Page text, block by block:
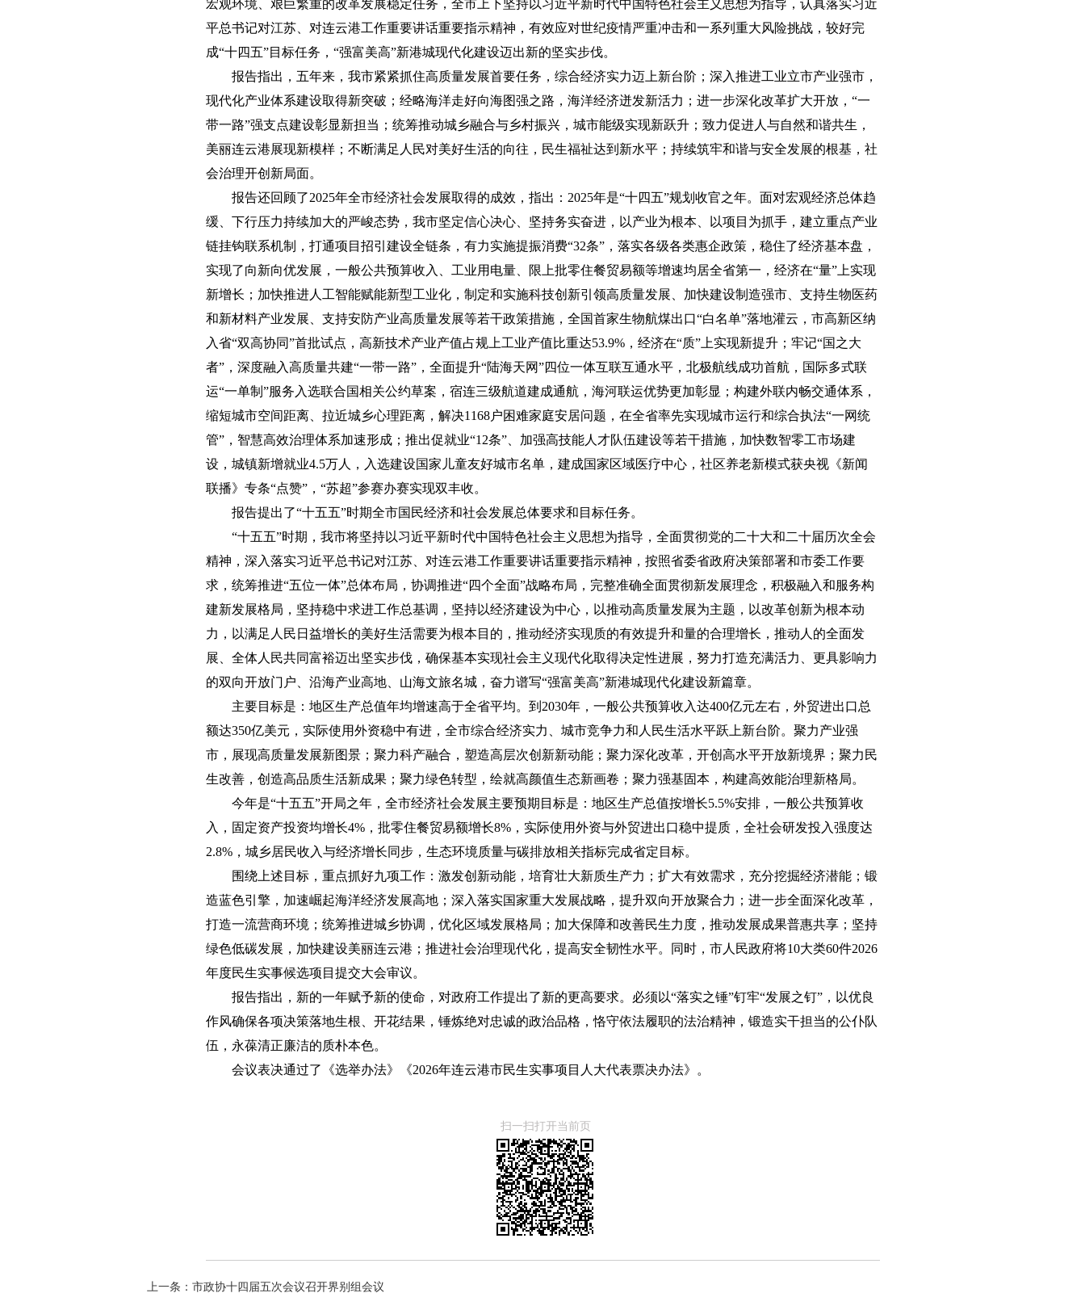
宏观环境、艰巨繁重的改革发展稳定任务，全市上下坚持以习近平新时代中国特色社会主义思想为指导，认真落实习近
平总书记对江苏、对连云港工作重要讲话重要指示精神，有效应对世纪疫情严重冲击和一系列重大风险挑战，较好完
成“十四五”目标任务，“强富美高”新港城现代化建设迈出新的坚实步伐。
报告指出，五年来，我市紧紧抓住高质量发展首要任务，综合经济实力迈上新台阶；深入推进工业立市产业强市，
现代化产业体系建设取得新突破；经略海洋走好向海图强之路，海洋经济迸发新活力；进一步深化改革扩大开放，“一
带一路”强支点建设彰显新担当；统筹推动城乡融合与乡村振兴，城市能级实现新跃升；致力促进人与自然和谐共生，
美丽连云港展现新模样；不断满足人民对美好生活的向往，民生福祉达到新水平；持续筑牢和谐与安全发展的根基，社
会治理开创新局面。
报告还回顾了2025年全市经济社会发展取得的成效，指出：2025年是“十四五”规划收官之年。面对宏观经济总体趋
缓、下行压力持续加大的严峻态势，我市坚定信心决心、坚持务实奋进，以产业为根本、以项目为抓手，建立重点产业
链挂钩联系机制，打通项目招引建设全链条，有力实施提振消费“32条”，落实各级各类惠企政策，稳住了经济基本盘，
实现了向新向优发展，一般公共预算收入、工业用电量、限上批零住餐贸易额等增速均居全省第一，经济在“量”上实现
新增长；加快推进人工智能赋能新型工业化，制定和实施科技创新引领高质量发展、加快建设制造强市、支持生物医药
和新材料产业发展、支持安防产业高质量发展等若干政策措施，全国首家生物航煤出口“白名单”落地灌云，市高新区纳
入省“双高协同”首批试点，高新技术产业产值占规上工业产值比重达53.9%，经济在“质”上实现新提升；牢记“国之大
者”，深度融入高质量共建“一带一路”，全面提升“陆海天网”四位一体互联互通水平，北极航线成功首航，国际多式联
运“一单制”服务入选联合国相关公约草案，宿连三级航道建成通航，海河联运优势更加彰显；构建外联内畅交通体系，
缩短城市空间距离、拉近城乡心理距离，解决1168户困难家庭安居问题，在全省率先实现城市运行和综合执法“一网统
管”，智慧高效治理体系加速形成；推出促就业“12条”、加强高技能人才队伍建设等若干措施，加快数智零工市场建
设，城镇新增就业4.5万人，入选建设国家儿童友好城市名单，建成国家区域医疗中心，社区养老新模式获央视《新闻
联播》专条“点赞”，“苏超”参赛办赛实现双丰收。
报告提出了“十五五”时期全市国民经济和社会发展总体要求和目标任务。
“十五五”时期，我市将坚持以习近平新时代中国特色社会主义思想为指导，全面贯彻党的二十大和二十届历次全会
精神，深入落实习近平总书记对江苏、对连云港工作重要讲话重要指示精神，按照省委省政府决策部署和市委工作要
求，统筹推进“五位一体”总体布局，协调推进“四个全面”战略布局，完整准确全面贯彻新发展理念，积极融入和服务构
建新发展格局，坚持稳中求进工作总基调，坚持以经济建设为中心，以推动高质量发展为主题，以改革创新为根本动
力，以满足人民日益增长的美好生活需要为根本目的，推动经济实现质的有效提升和量的合理增长，推动人的全面发
展、全体人民共同富裕迈出坚实步伐，确保基本实现社会主义现代化取得决定性进展，努力打造充满活力、更具影响力
的双向开放门户、沿海产业高地、山海文旅名城，奋力谱写“强富美高”新港城现代化建设新篇章。
主要目标是：地区生产总值年均增速高于全省平均。到2030年，一般公共预算收入达400亿元左右，外贸进出口总
额达350亿美元，实际使用外资稳中有进，全市综合经济实力、城市竞争力和人民生活水平跃上新台阶。聚力产业强
市，展现高质量发展新图景；聚力科产融合，塑造高层次创新新动能；聚力深化改革，开创高水平开放新境界；聚力民
生改善，创造高品质生活新成果；聚力绿色转型，绘就高颜值生态新画卷；聚力强基固本，构建高效能治理新格局。
今年是“十五五”开局之年，全市经济社会发展主要预期目标是：地区生产总值按增长5.5%安排，一般公共预算收
入，固定资产投资均增长4%，批零住餐贸易额增长8%，实际使用外资与外贸进出口稳中提质，全社会研发投入强度达
2.8%，城乡居民收入与经济增长同步，生态环境质量与碳排放相关指标完成省定目标。
围绕上述目标，重点抓好九项工作：激发创新动能，培育壮大新质生产力；扩大有效需求，充分挖掘经济潜能；锻
造蓝色引擎，加速崛起海洋经济发展高地；深入落实国家重大发展战略，提升双向开放聚合力；进一步全面深化改革，
打造一流营商环境；统筹推进城乡协调，优化区域发展格局；加大保障和改善民生力度，推动发展成果普惠共享；坚持
绿色低碳发展，加快建设美丽连云港；推进社会治理现代化，提高安全韧性水平。同时，市人民政府将10大类60件2026
年度民生实事候选项目提交大会审议。
报告指出，新的一年赋予新的使命，对政府工作提出了新的更高要求。必须以“落实之锤”钉牢“发展之钉”，以优良
作风确保各项决策落地生根、开花结果，锤炼绝对忠诚的政治品格，恪守依法履职的法治精神，锻造实干担当的公仆队
伍，永葆清正廉洁的质朴本色。
会议表决通过了《选举办法》《2026年连云港市民生实事项目人大代表票决办法》。
扫一扫打开当前页
上一条： 市政协十四届五次会议召开界别组会议